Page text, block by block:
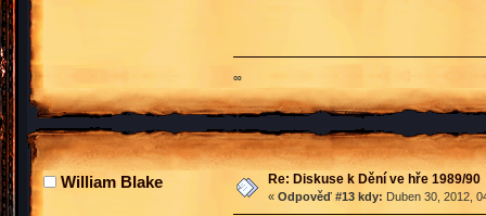
∞
William Blake Re: Diskuse k Dění ve hře 1989/90
« Odpověď #13 kdy: Duben 30, 2012,